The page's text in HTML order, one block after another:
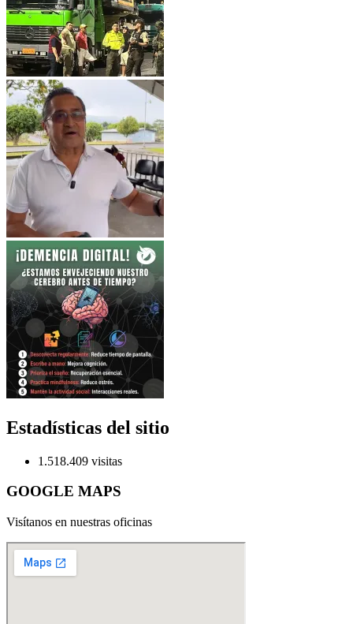
Estadísticas del sitio
1.518.409 visitas
GOOGLE MAPS
Visítanos en nuestras oficinas